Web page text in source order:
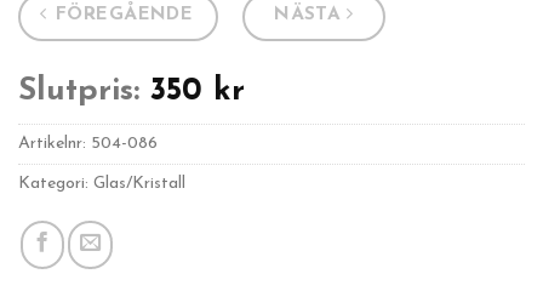
FÖREGÅENDE NÄSTA
Slutpris: 350 kr
Artikelnr: 504-086
Kategori: Glas/Kristall